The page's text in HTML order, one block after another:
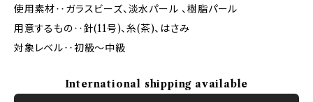
使用素材‥ガラスビーズ、淡水パール 、樹脂パール
用意するもの‥針(11号)、糸(茶)、はさみ
対象レベル‥初級～中級
International shipping available